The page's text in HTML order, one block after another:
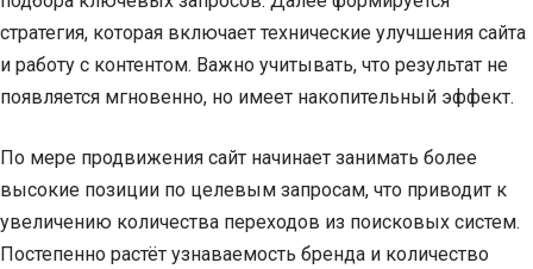
стратегия, которая включает технические улучшения сайта
и работу с контентом. Важно учитывать, что результат не
появляется мгновенно, но имеет накопительный эффект.
По мере продвижения сайт начинает занимать более
высокие позиции по целевым запросам, что приводит к
увеличению количества переходов из поисковых систем.
Постепенно растёт узнаваемость бренда и количество